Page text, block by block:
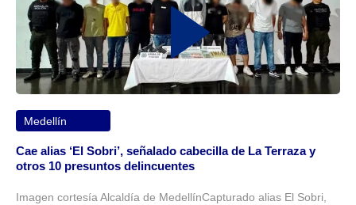
Medellín
Cae alias ‘El Sobri’, señalado cabecilla de La Terraza y
otros 10 presuntos delincuentes
Imagen cortesía Alcaldía de MedellínCapturado alias El Sobri,